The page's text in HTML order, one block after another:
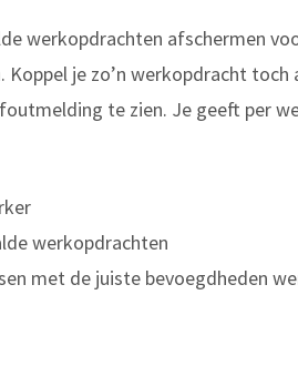
werkopdrachten afschermen
je zo’n werkopdracht
te zien. Je geeft per
werkopdrachten
met de juiste bevoegdheden